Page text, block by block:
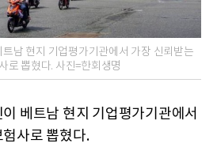
남 현지 기업평가기관에서 가장 신뢰받는
로 뽑혔다. 사진=한회생명
베트남 현지 기업평가기관에서
사로 뽑혔다.